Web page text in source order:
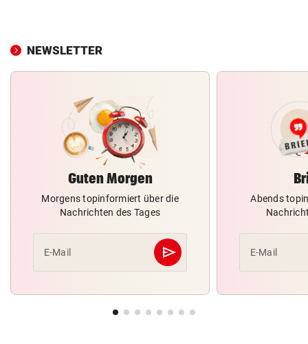
NEWSLETTER
Guten Morgen
Morgens topinformiert über die
Nachrichten des Tages
E-Mail send
Abschicken
Abends
E-Mail